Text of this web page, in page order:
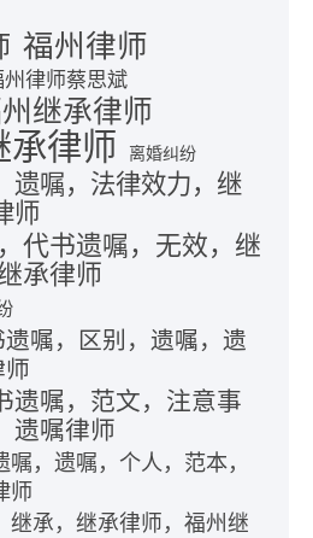
福州律师
州律师蔡思斌
继承律师
承律师 离婚纠纷
遗嘱，法律效力，继
师
代书遗嘱，无效，继
承律师
嘱，区别，遗嘱，遗
师
遗嘱，范文，注意事
遗嘱律师
嘱，遗嘱，个人，范本，
师
继承，继承律师，福州继